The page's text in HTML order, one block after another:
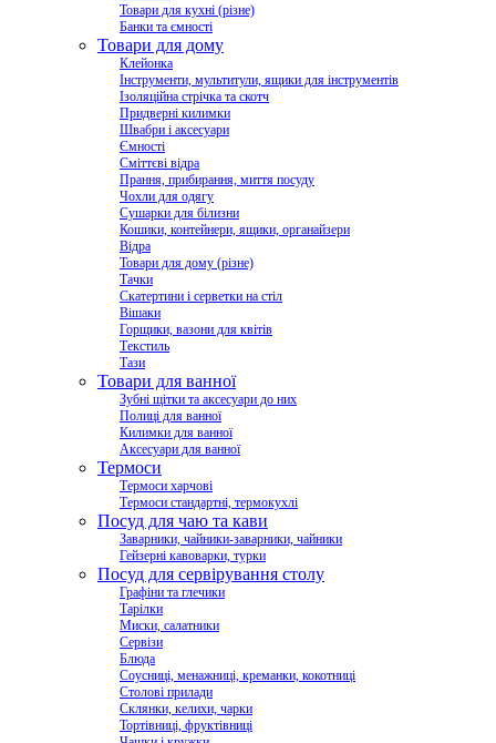
Товари для кухні (різне)
Банки та ємності
Товари для дому
Клейонка
Інструменти, мультитули, ящики для інструментів
Ізоляційна стрічка та скотч
Придверні килимки
Швабри і аксесуари
Ємності
Сміттєві відра
Прання, прибирання, миття посуду
Чохли для одягу
Сушарки для білизни
Кошики, контейнери, ящики, органайзери
Відра
Товари для дому (різне)
Тачки
Скатертини і серветки на стіл
Вішаки
Горщики, вазони для квітів
Текстиль
Тази
Товари для ванної
Зубні щітки та аксесуари до них
Полиці для ванної
Килимки для ванної
Аксесуари для ванної
Термоси
Термоси харчові
Термоси стандартні, термокухлі
Посуд для чаю та кави
Заварники, чайники-заварники, чайники
Гейзерні кавоварки, турки
Посуд для сервірування столу
Графіни та глечики
Тарілки
Миски, салатники
Сервізи
Блюда
Соусниці, менажниці, креманки, кокотниці
Столові прилади
Склянки, келихи, чарки
Тортівниці, фруктівниці